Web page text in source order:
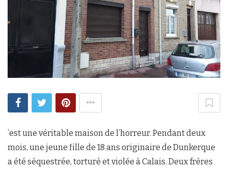
’est une véritable maison de l’horreur. Pendant deux
mois, une jeune fille de 18 ans originaire de Dunkerque
a été séquestrée, torturé et violée à Calais. Deux frères